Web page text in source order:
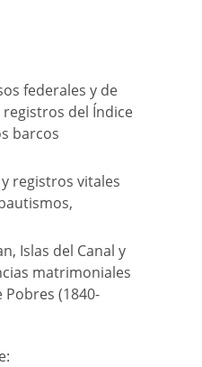
federales y de
del Índice
barcos
registros vitales
Islas del Canal y
matrimoniales
Pobres (1840-